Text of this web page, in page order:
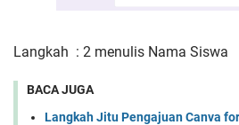
Langkah : 2 menulis Nama Siswa
BACA JUGA
Langkah Jitu Pengajuan Canva